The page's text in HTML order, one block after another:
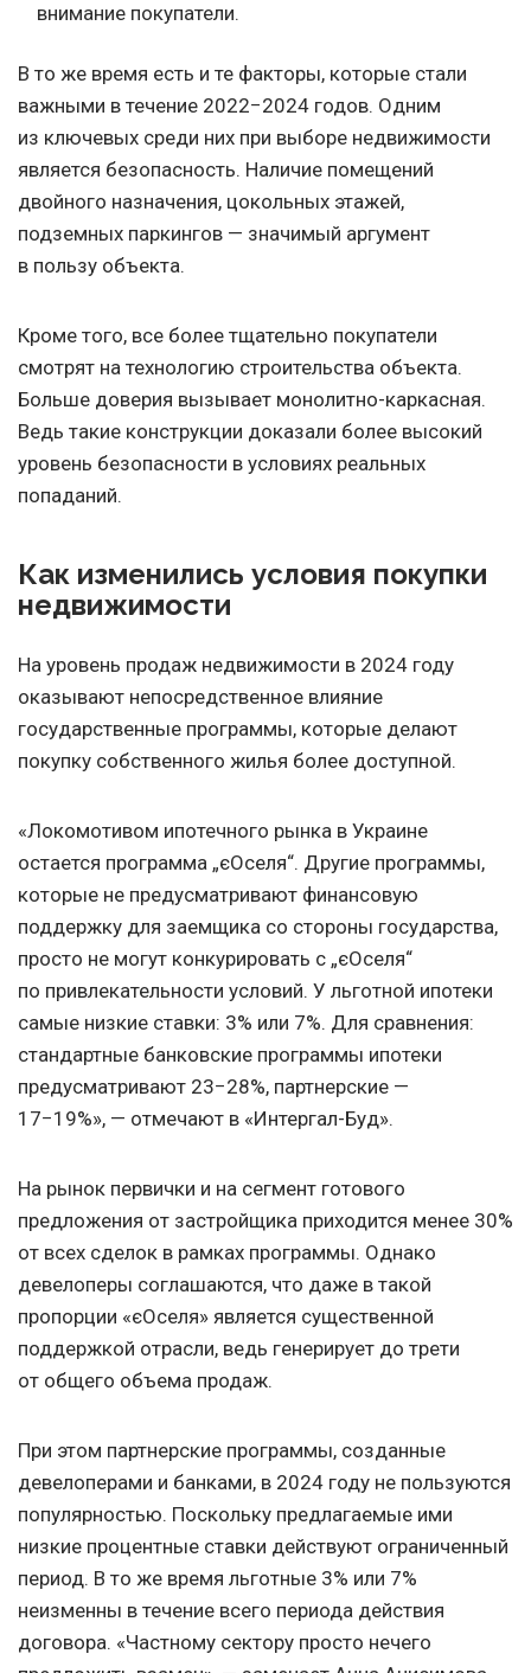
внимание покупатели.
В то же время есть и те факторы, которые стали
важными в течение 2022−2024 годов. Одним
из ключевых среди них при выборе недвижимости
является безопасность. Наличие помещений
двойного назначения, цокольных этажей,
подземных паркингов — значимый аргумент
в пользу объекта.
Кроме того, все более тщательно покупатели
смотрят на технологию строительства объекта.
Больше доверия вызывает монолитно-каркасная.
Ведь такие конструкции доказали более высокий
уровень безопасности в условиях реальных
попаданий.
Как изменились условия покупки
недвижимости
На уровень продаж недвижимости в 2024 году
оказывают непосредственное влияние
государственные программы, которые делают
покупку собственного жилья более доступной.
«Локомотивом ипотечного рынка в Украине
остается программа „єОселя“. Другие программы,
которые не предусматривают финансовую
поддержку для заемщика со стороны государства,
просто не могут конкурировать с „єОселя“
по привлекательности условий. У льготной ипотеки
самые низкие ставки: 3% или 7%. Для сравнения:
стандартные банковские программы ипотеки
предусматривают 23−28%, партнерские —
17−19%», — отмечают в «Интергал-Буд».
На рынок первички и на сегмент готового
предложения от застройщика приходится менее 30%
от всех сделок в рамках программы. Однако
девелоперы соглашаются, что даже в такой
пропорции «єОселя» является существенной
поддержкой отрасли, ведь генерирует до трети
от общего объема продаж.
При этом партнерские программы, созданные
девелоперами и банками, в 2024 году не пользуются
популярностью. Поскольку предлагаемые ими
низкие процентные ставки действуют ограниченный
период. В то же время льготные 3% или 7%
неизменны в течение всего периода действия
договора. «Частному сектору просто нечего